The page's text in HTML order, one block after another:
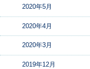
2020年5月
2020年4月
2020年3月
2019年12月